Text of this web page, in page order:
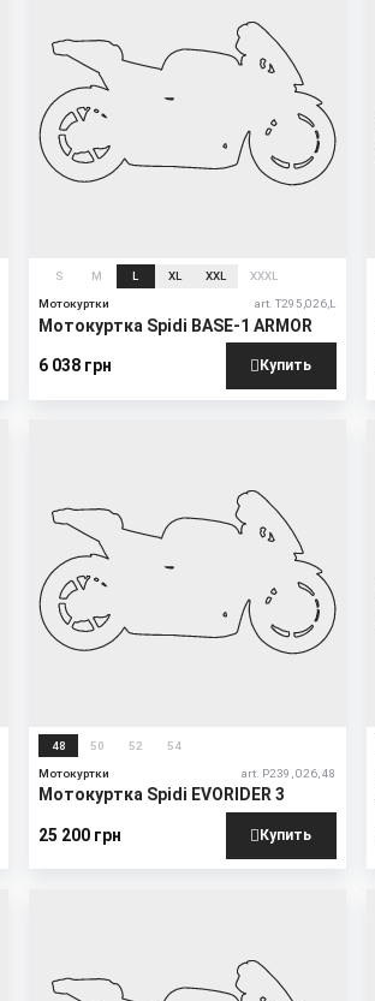
S M L XL XXL XXXL
Мотокуртки art. T295,026,L
Мотокуртка Spidi BASE-1 ARMOR
6 038 грн Купить
48 50 52 54
Мотокуртки art. P239, 026, 48
Мотокуртка Spidi EVORIDER 3
25 200 грн Купить